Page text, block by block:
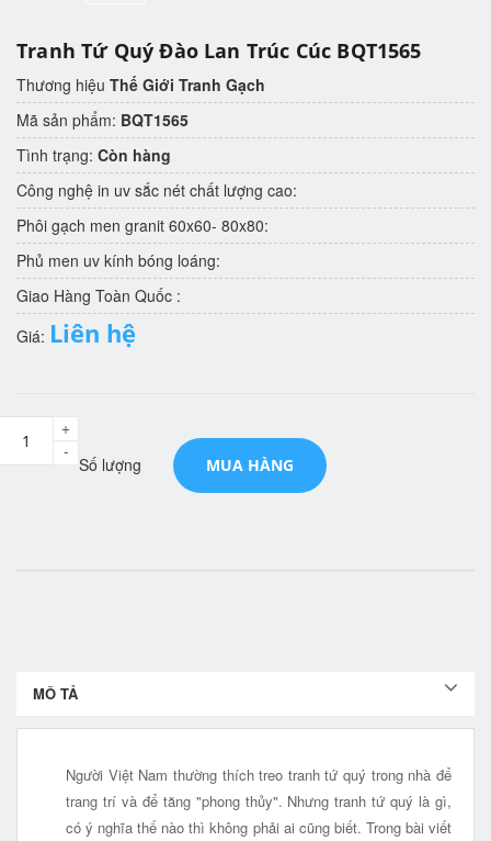
Tranh Tứ Quý Đào Lan Trúc Cúc BQT1565
Thương hiệu Thế Giới Tranh Gạch
Mã sản phẩm: BQT1565
Tình trạng: Còn hàng
Công nghệ in uv sắc nét chất lượng cao:
Phôi gạch men granit 60x60- 80x80:
Phủ men uv kính bóng loáng:
Giao Hàng Toàn Quốc :
Giá: Liên hệ
Số lượng
-
+
MUA HÀNG
MÔ TẢ
Người Việt Nam thường thích treo tranh tứ quý trong nhà để
trang trí và để tăng "phong thủy". Nhưng tranh tứ quý là gì,
có ý nghĩa thế nào thì không phải ai cũng biết. Trong bài viết